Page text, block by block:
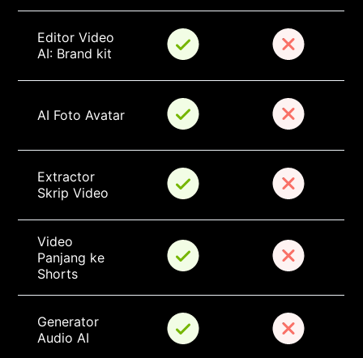
Editor Video
AI: Brand kit
AI Foto Avatar
Extractor
Skrip Video
Video
Panjang ke
Shorts
Generator
Audio AI